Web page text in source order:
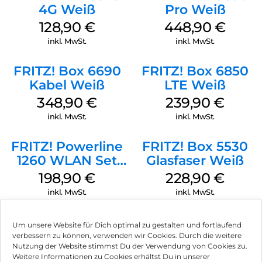
Um unsere Website für Dich optimal zu gestalten und fortlaufend
verbessern zu können, verwenden wir Cookies. Durch die weitere
Nutzung der Website stimmst Du der Verwendung von Cookies zu.
Weitere Informationen zu Cookies erhältst Du in unserer
Mit FRITZ!App WLAN den besten Standort für den Repeater
4G Weiß
128,90 €
inkl. MwSt.
Pro Weiß
448,90€
inkl. MwSt.
FRITZ! Box 6690
Kabel Weiß
348,90€
inkl. MwSt.
FRITZ! Box 6850
LTE Weiß
239,90€
inkl. MwSt.
FRITZ! Powerline
1260 WLAN Set
Weiß
198,90€
inkl. MwSt.
FRITZ! Box 5530
Glasfaser Weiß
228,90€
inkl. MwSt.
Impressum